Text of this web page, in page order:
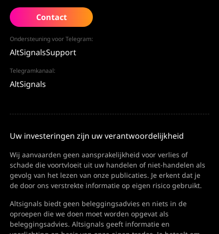
Contact
Ondersteuning voor Telegram:
AltSignalsSupport
Telegramkanaal:
AltSignals
Uw investeringen zijn uw verantwoordelijkheid
Wij aanvaarden geen aansprakelijkheid voor verlies of
schade die voortvloeit uit uw handelen of niet-handelen als
gevolg van het lezen van onze publicaties. Je erkent dat je
de door ons verstrekte informatie op eigen risico gebruikt.
Altsignals biedt geen beleggingsadvies en niets in de
oproepen die we doen moet worden opgevat als
beleggingsadvies. Altsignals geeft informatie en